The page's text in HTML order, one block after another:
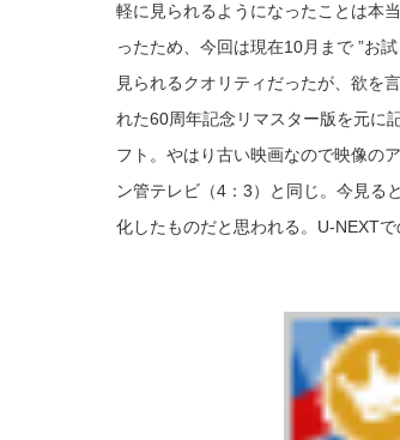
軽に見られるようになったことは本
ったため、今回は現在10月まで ”お
見られるクオリティだったが、欲を
れた60周年記念リマスター版を元に
フト。やはり古い映画なので映像の
ン管テレビ（4：3）と同じ。今見る
化したものだと思われる。U-NEXT